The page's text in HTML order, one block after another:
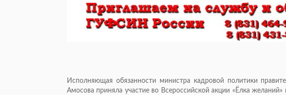
Исполняющая обязанности министра кадровой политики
Амосова приняла участие во Всероссийской акции «Ёлка